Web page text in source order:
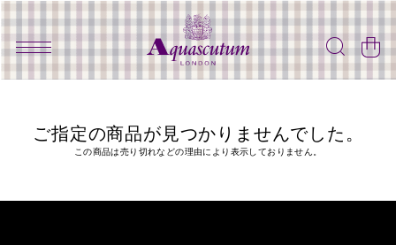
ご指定の商品が見つかりませんでした。
この商品は売り切れなどの理由により表示しておりません。